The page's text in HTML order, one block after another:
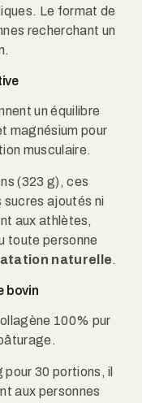
Le format de
recherchant un
un équilibre
magnésium pour
musculaire.
(323 g), ces
ajoutés ni
aux athlètes,
toute personne
naturelle.
bovin
100% pur
30 portions, il
aux personnes